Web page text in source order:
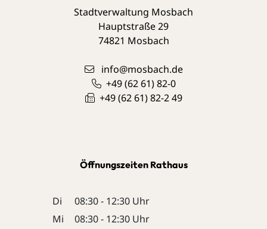
Stadtverwaltung Mosbach
Hauptstraße 29
74821 Mosbach
info@mosbach.de
+49 (62 61) 82-0
+49 (62 61) 82-2 49
Öffnungszeiten Rathaus
Di
08:30 - 12:30 Uhr
Mi
08:30 - 12:30 Uhr